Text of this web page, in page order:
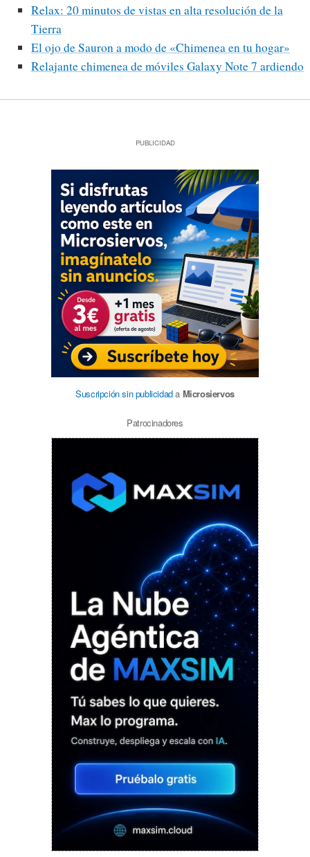
Relax: 20 minutos de vistas en alta resolución de la
Tierra
El ojo de Sauron a modo de «Chimenea en tu hogar»
Relajante chimenea de móviles Galaxy Note 7 ardiendo
PUBLICIDAD
Suscripción sin publicidada Microsiervos
Patrocinadores